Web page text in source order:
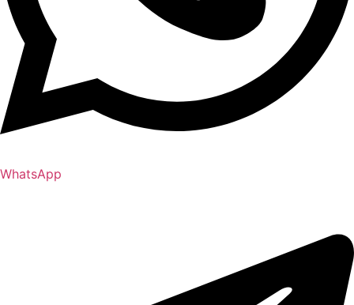
WhatsApp